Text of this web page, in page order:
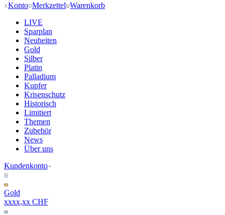
Konto Merkzettel Warenkorb
LIVE
Sparplan
Neuheiten
Gold
Silber
Platin
Palladium
Kupfer
Krisenschutz
Historisch
Limitiert
Themen
Zubehör
News
Über uns
Kundenkonto
Gold
xxxx,xx CHF